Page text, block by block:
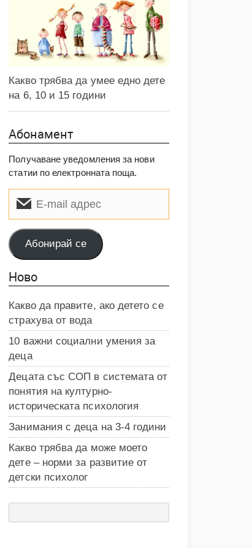
Какво трябва да умее едно дете
на 6, 10 и 15 години
Абонамент
Получаване уведомления за нови
статии по електронната поща.
mail
адрес
Абонирай се
Ново
Какво да правите, ако детето се
страхува от вода
10 важни социални умения за
деца
Децата със СОП в системата от
понятия на културно-
историческата психология
Занимания с деца на 3-4 години
Какво трябва да може моето
дете – норми за развитие от
детски психолог